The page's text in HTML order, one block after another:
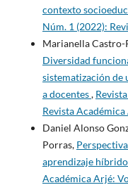
contexto
Núm. 1 (2022):
Marianella Castro-
Diversidad
sistematización de
a docentes,
Revista
Daniel Alonso
Porras,
aprendizaje
Académica Arjé: